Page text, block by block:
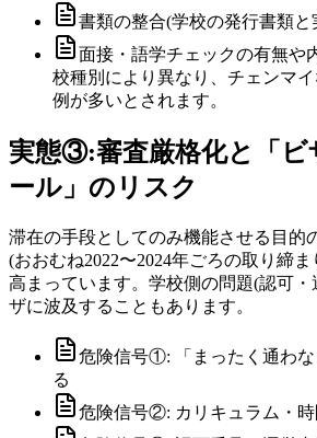
書類の整合(学校の発行書類と
面接・語学チェックの有無や
校種別により異なり、チェンマ
例が多いとされます。
実態③:審査厳格化と「ビ
ール」のリスク
滞在の手段としてのみ機能させる目的
(おおむね2022〜2024年ごろの取り締
高まっています。学校側の問題(認可
ザに波及することもあります。
危険信号①: 「まったく通わ
る
危険信号②: カリキュラム・